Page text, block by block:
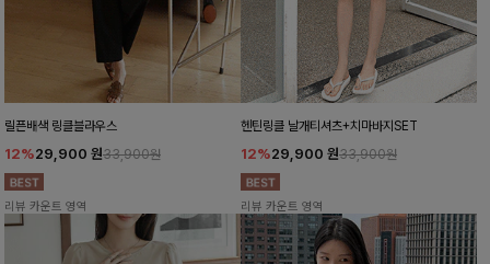
릴픈배색 링클블라우스
12%29,900 원33,900원
리뷰 카운트 영역
헨틴링클 날개티셔츠+치마바지SET
12%29,900 원33,900원
리뷰 카운트 영역